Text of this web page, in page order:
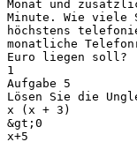
Monat und
Minute. Wie viele
höchstens
monatliche
Euro liegen soll?
1
Aufgabe 5
Lösen Sie die
x (x + 3)
&gt;0
x+5